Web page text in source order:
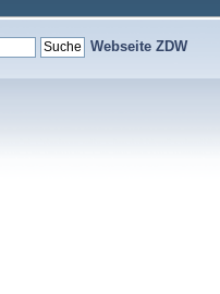
Webseite ZDW